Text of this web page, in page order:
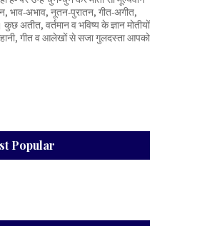
भाव-अभाव, नूतन-पुरातन, गीत-अगीत,
अतीत, वर्तमान व भविष्य के ज्ञान मोतीयों
गीत व आलेखों से सजा गुलदस्ता आपको
Popular